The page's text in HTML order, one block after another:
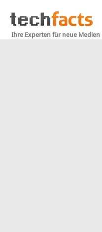
Ihre Experten für neue Medien